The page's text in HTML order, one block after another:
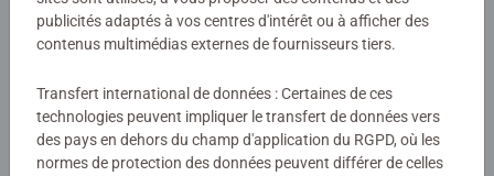
Produits similaires
Aucune évaluation n'a encore été
soumise
publicités adaptés à vos centres d'intérêt ou à afficher des
contenus multimédias externes de fournisseurs tiers.
Transfert international de données : Certaines de ces
technologies peuvent impliquer le transfert de données vers
des pays en dehors du champ d'application du RGPD, où les
normes de protection des données peuvent différer de celles